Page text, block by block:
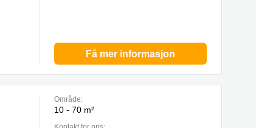
Få mer informasjon
Område:
10 - 70 m²